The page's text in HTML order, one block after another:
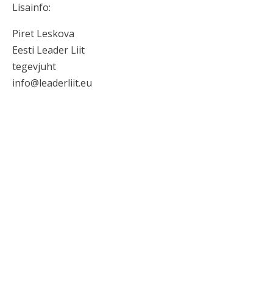
Lisainfo:
Piret Leskova
Eesti Leader Liit
tegevjuht
info@leaderliit.eu